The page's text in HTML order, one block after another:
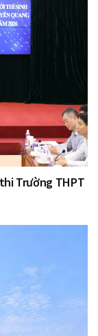
Trường THPT